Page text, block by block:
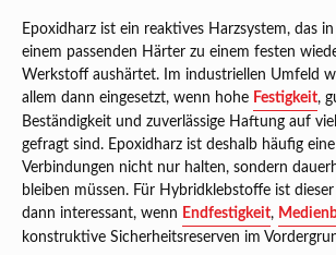
Epoxidharz ist ein reaktives Harzsystem, das
einem passenden Härter zu einem festen
Werkstoff aushärtet. Im industriellen Umfeld
allem dann eingesetzt, wenn hohe Festigkeit,
Beständigkeit und zuverlässige Haftung auf
gefragt sind. Epoxidharz ist deshalb häufig
Verbindungen nicht nur halten, sondern
bleiben müssen. Für Hybridklebstoffe ist
dann interessant, wenn Endfestigkeit,
konstruktive Sicherheitsreserven im